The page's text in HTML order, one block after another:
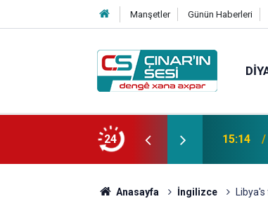
Manşetler Günün Haberleri
24
şüphesiyle hastaneye kaldırıldı 14:27
Anasayfa İngilizce